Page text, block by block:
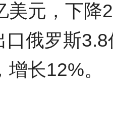
美元，下降
口俄罗斯
长12%。